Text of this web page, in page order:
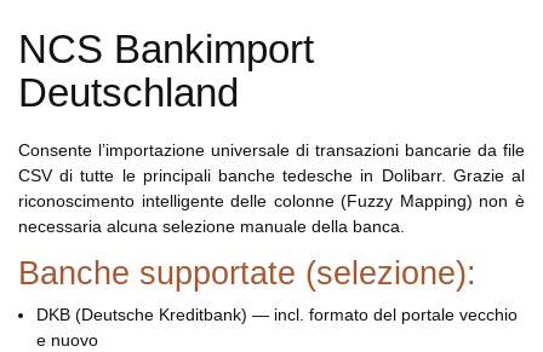
NCS Bankimport
Deutschland
Consente l’importazione universale di transazioni bancarie da file
CSV di tutte le principali banche tedesche in Dolibarr. Grazie al
riconoscimento intelligente delle colonne (Fuzzy Mapping) non è
necessaria alcuna selezione manuale della banca.
Banche supportate (selezione):
DKB (Deutsche Kreditbank) — incl. formato del portale vecchio
e nuovo